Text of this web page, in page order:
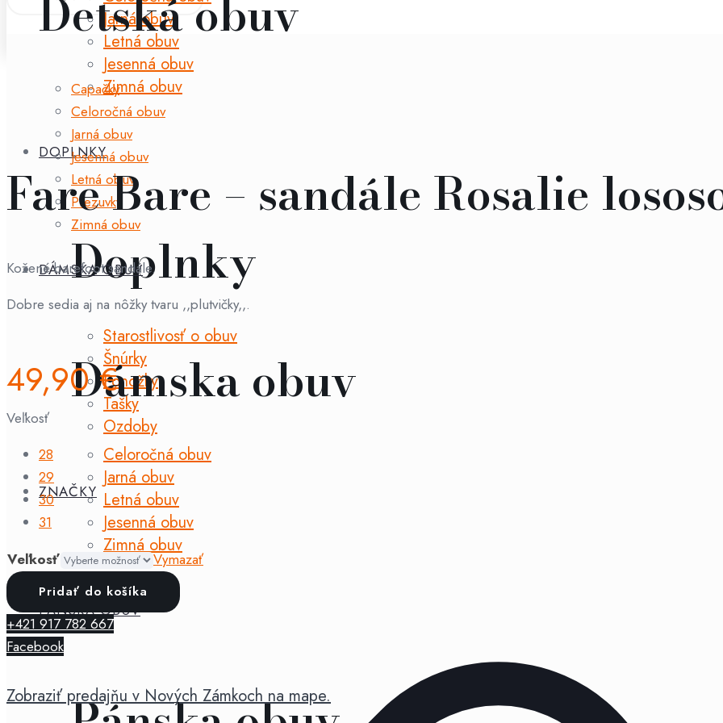
Jarná obuv
Letná obuv
Jesenná obuv
Zimná obuv
DOPLNKY
Doplnky
Starostlivosť o obuv
Šnúrky
Ponožky
Tašky
Ozdoby
ZNAČKY
Detská obuv
Capačky
Celoročná obuv
Jarná obuv
Jesenná obuv
Letná obuv
Prezuvky
Zimná obuv
DÁMSKA OBUV
Dámska obuv
Celoročná obuv
Jarná obuv
Letná obuv
Jesenná obuv
Zimná obuv
PÁNSKA OBUV
Fare Bare – sandále Rosalie
Kožené barefoot sandále.
Dobre sedia aj na nôžky tvaru ,,plutvičky,,.
49,90€
Veľkosť
28
29
30
31
Veľkosť
Vymazať
množstvo
Fare
Bare
-
Rosalie
Pridať do košíka
+421 917 782 667
Facebook
Zobraziť predajňu v Nových Zámkoch na mape.